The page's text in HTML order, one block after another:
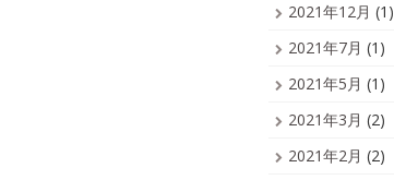
2021年12月 (1)
2021年7月 (1)
2021年5月 (1)
2021年3月 (2)
2021年2月 (2)